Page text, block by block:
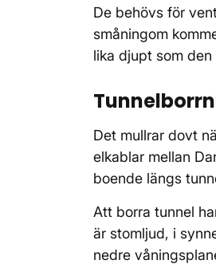
De behövs för
småningom
lika djupt som
Det mullrar dovt
elkablar mellan
boende längs
Att borra tunnel
är stomljud, i
nedre